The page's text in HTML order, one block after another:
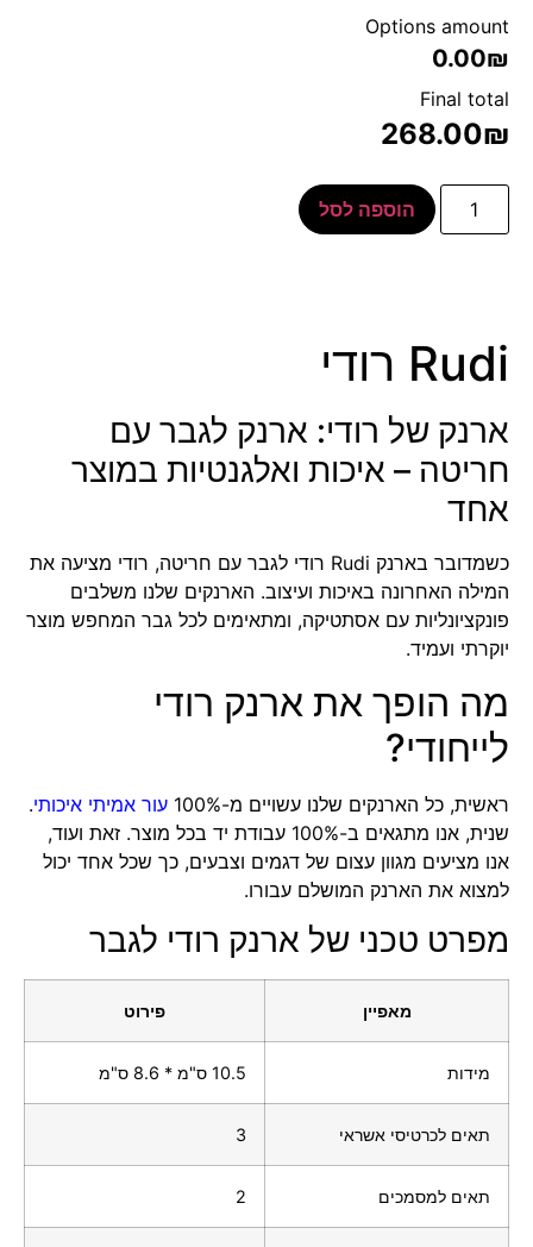
Options amount
0.00₪
Final total
268.00₪
הוספה לסל
Rudi רודי
ארנק של רודי: ארנק לגבר עם
חריטה – איכות ואלגנטיות במוצר
אחד
כשמדובר בארנק Rudi רודי לגבר עם חריטה, רודי מציעה את
המילה האחרונה באיכות ועיצוב. הארנקים שלנו משלבים
פונקציונליות עם אסתטיקה, ומתאימים לכל גבר המחפש מוצר
יוקרתי ועמיד.
מה הופך את ארנק רודי
לייחודי?
ראשית, כל הארנקים שלנו עשויים מ-100% עור אמיתי איכותי.
שנית, אנו מתגאים ב-100% עבודת יד בכל מוצר. זאת ועוד,
אנו מציעים מגוון עצום של דגמים וצבעים, כך שכל אחד יכול
למצוא את הארנק המושלם עבורו.
מפרט טכני של ארנק רודי לגבר
מאפיין פירוט
מידות 10.5 ס"מ * 8.6 ס"מ
תאים לכרטיסי אשראי 3
תאים למסמכים 2